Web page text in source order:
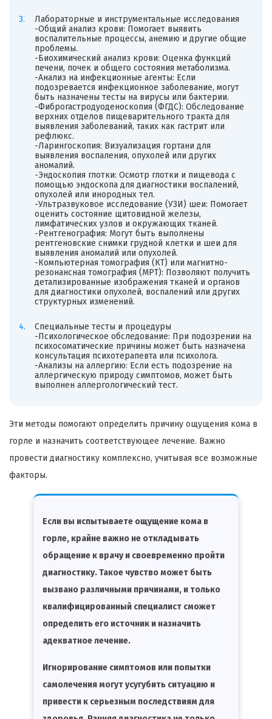
Лабораторные и инструментальные исследования
-Общий анализ крови: Помогает выявить
воспалительные процессы, анемию и другие общие
проблемы.
-Биохимический анализ крови: Оценка функций
печени, почек и общего состояния метаболизма.
-Анализ на инфекционные агенты: Если
подозревается инфекционное заболевание, могут
быть назначены тесты на вирусы или бактерии.
-Фиброгастродуоденоскопия (ФГДС): Обследование
верхних отделов пищеварительного тракта для
выявления заболеваний, таких как гастрит или
рефлюкс.
-Ларингоскопия: Визуализация гортани для
выявления воспаления, опухолей или других
аномалий.
-Эндоскопия глотки: Осмотр глотки и пищевода с
помощью эндоскопа для диагностики воспалений,
опухолей или инородных тел.
-Ультразвуковое исследование (УЗИ) шеи: Помогает
оценить состояние щитовидной железы,
лимфатических узлов и окружающих тканей.
-Рентгенография: Могут быть выполнены
рентгеновские снимки грудной клетки и шеи для
выявления аномалий или опухолей.
-Компьютерная томография (КТ) или магнитно-
резонансная томография (МРТ): Позволяют получить
детализированные изображения тканей и органов
для диагностики опухолей, воспалений или других
структурных изменений.
Специальные тесты и процедуры
-Психологическое обследование: При подозрении на
психосоматические причины может быть назначена
консультация психотерапевта или психолога.
-Анализы на аллергию: Если есть подозрение на
аллергическую природу симптомов, может быть
выполнен аллергологический тест.
Эти методы помогают определить причину ощущения кома в
горле и назначить соответствующее лечение. Важно
провести диагностику комплексно, учитывая все возможные
факторы.
Если вы испытываете ощущение кома в
горле, крайне важно не откладывать
обращение к врачу и своевременно пройти
диагностику. Такое чувство может быть
вызвано различными причинами, и только
квалифицированный специалист сможет
определить его источник и назначить
адекватное лечение.
Игнорирование симптомов или попытки
самолечения могут усугубить ситуацию и
привести к серьезным последствиям для